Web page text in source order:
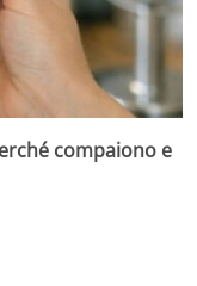
compaiono e